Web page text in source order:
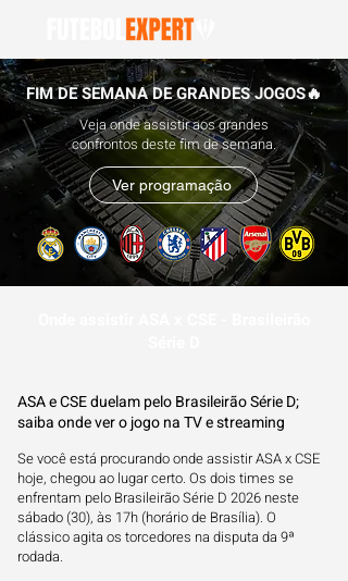
FIM DE SEMANA DE GRANDES JOGOS🔥
Veja onde assistir aos grandes
confrontos deste fim de semana.
Ver programação
ASA e CSE duelam pelo Brasileirão Série D;
saiba onde ver o jogo na TV e streaming
Se você está procurando onde assistir ASA x CSE
hoje, chegou ao lugar certo. Os dois times se
enfrentam pelo Brasileirão Série D 2026 neste
sábado (30), às 17h (horário de Brasília). O
clássico agita os torcedores na disputa da 9ª
rodada.